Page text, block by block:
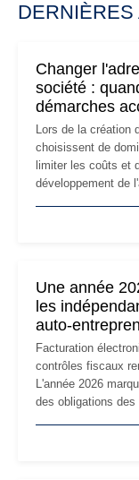
DERNIÈRES
Changer
société :
démarches
Lors de la création
choisissent de
limiter les coûts et
développement de
professionnels,
Une année
les
auto-
Facturation
contrôles fiscaux
L'année 2026
des obligations
les auto-